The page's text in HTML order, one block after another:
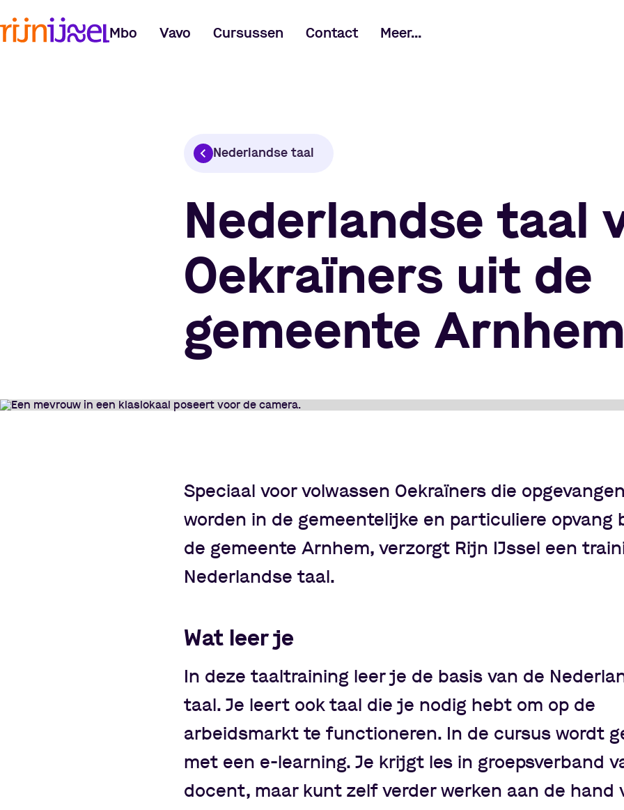
Mbo Vavo Cursussen Contact Meer...
Nederlandse taal
Nederlandse taal
Oekraïners uit de
gemeente
Speciaal voor volwassen Oekraïners die
worden in de gemeentelijke en particuliere opvang
de gemeente Arnhem, verzorgt Rijn IJssel een
Nederlandse taal.
Wat leer je
In deze taaltraining leer je de basis van de
taal. Je leert ook taal die je nodig hebt om op de
arbeidsmarkt te functioneren. In de cursus wordt
met een e-learning. Je krijgt les in groepsverband
docent, maar kunt zelf verder werken aan de hand